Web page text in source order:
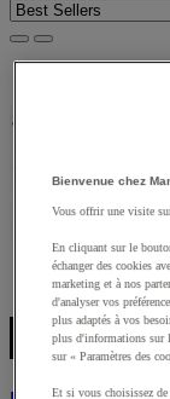
Comparer
Bienvenue chez
Vous offrir une visite
En cliquant sur le
échanger des cookies
marketing et à nos
d'analyser vos
plus adaptés à vos
plus d'informations sur
sur « Paramètres des
Et si vous choisissez